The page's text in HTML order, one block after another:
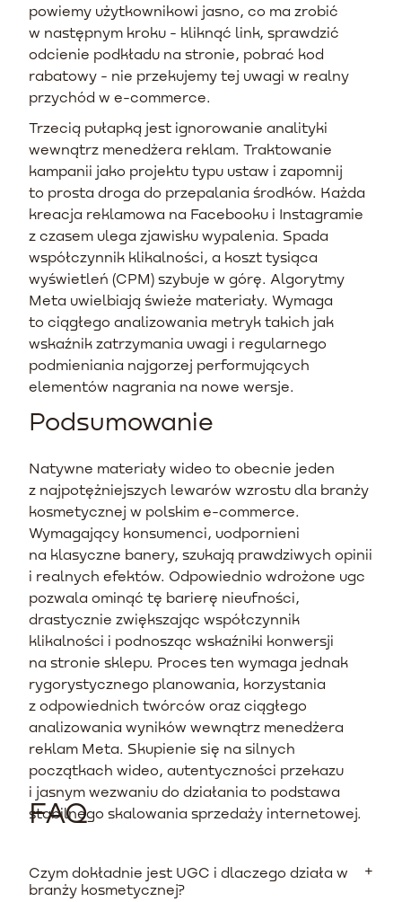
powiemy użytkownikowi jasno, co ma zrobić
w następnym kroku - kliknąć link, sprawdzić
odcienie podkładu na stronie, pobrać kod
rabatowy - nie przekujemy tej uwagi w realny
przychód w e-commerce.
Trzecią pułapką jest ignorowanie analityki
wewnątrz menedżera reklam. Traktowanie
kampanii jako projektu typu ustaw i zapomnij
to prosta droga do przepalania środków. Każda
kreacja reklamowa na Facebooku i Instagramie
z czasem ulega zjawisku wypalenia. Spada
współczynnik klikalności, a koszt tysiąca
wyświetleń (CPM) szybuje w górę. Algorytmy
Meta uwielbiają świeże materiały. Wymaga
to ciągłego analizowania metryk takich jak
wskaźnik zatrzymania uwagi i regularnego
podmieniania najgorzej performujących
elementów nagrania na nowe wersje.
Podsumowanie
Natywne materiały wideo to obecnie jeden
z najpotężniejszych lewarów wzrostu dla branży
kosmetycznej w polskim e-commerce.
Wymagający konsumenci, uodpornieni
na klasyczne banery, szukają prawdziwych opinii
i realnych efektów. Odpowiednio wdrożone ugc
pozwala ominąć tę barierę nieufności,
drastycznie zwiększając współczynnik
klikalności i podnosząc wskaźniki konwersji
na stronie sklepu. Proces ten wymaga jednak
rygorystycznego planowania, korzystania
z odpowiednich twórców oraz ciągłego
analizowania wyników wewnątrz menedżera
reklam Meta. Skupienie się na silnych
początkach wideo, autentyczności przekazu
i jasnym wezwaniu do działania to podstawa
stabilnego skalowania sprzedaży internetowej.
FAQ
Czym dokładnie jest UGC i dlaczego działa w
branży kosmetycznej?